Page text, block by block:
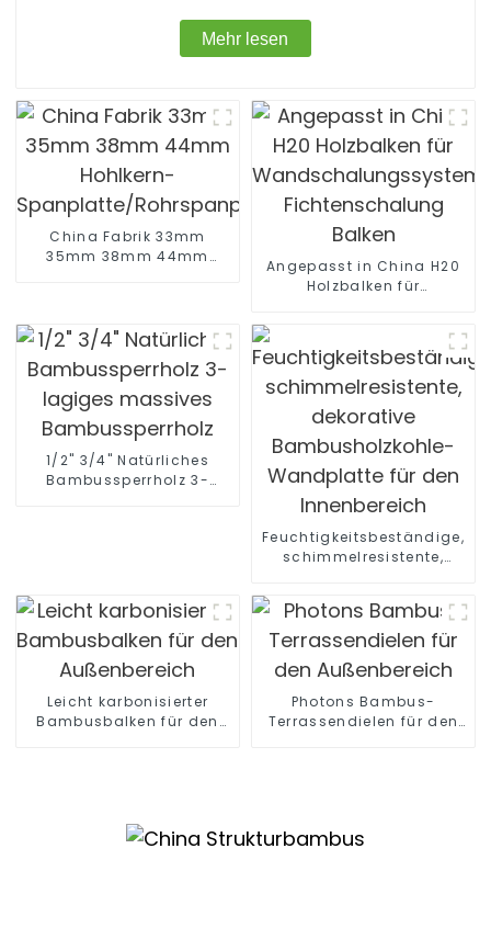
Mehr lesen
China Fabrik 33mm
35mm 38mm 44mm
Angepasst in China H20
Holzbalken für
Fichtenschalung Balken
1/2" 3/4" Natürliches
Bambussperrholz 3-
Feuchtigkeitsbeständige,
schimmelresistente,
Wandplatte für den
Innenbereich
Leicht karbonisierter
Bambusbalken für den
Photons Bambus-
Terrassendielen für den